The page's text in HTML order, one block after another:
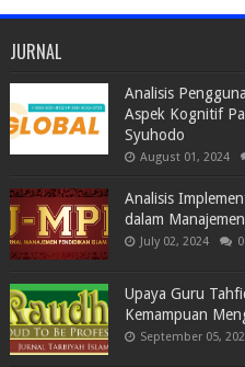
JURNAL
Analisis
Aspek Kognitif
Syuhodo
August 01, 2024
Analisis
dalam
July 02, 2024 0
Upaya Guru
Kemampuan
September 05,